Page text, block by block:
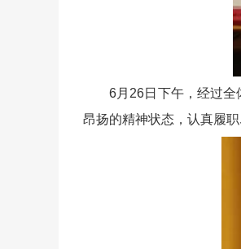
6月26日下午，经过
昂扬的精神状态，认真履